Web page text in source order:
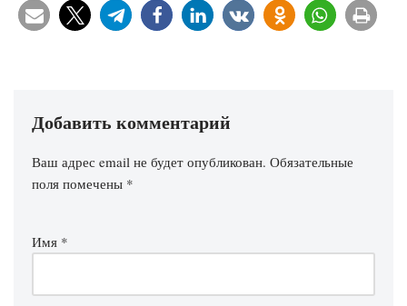
Добавить комментарий
Ваш адрес email не будет опубликован. Обязательные
поля помечены *
Имя *